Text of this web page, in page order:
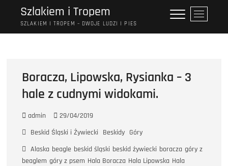
Szlakiem i Tropem
SZLAKIEM I TROPEM – DWOJE LUDZI I PIES
P
r
z
Boracza, Lipowska, Rysianka – 3
hale z cudnymi widokami.
admin
29/04/2019
Beskid Śląski i Żywiecki
Beskidy Góry
Alaska beagle beskid śląski beskid żywiecki boracza góry z
beaglem góry z psem Hala Boracza Hala Lipowska Hala